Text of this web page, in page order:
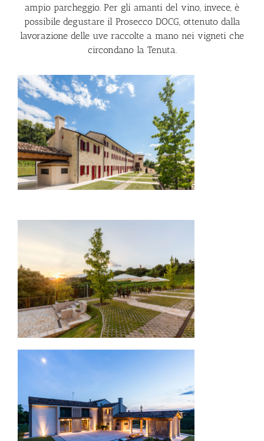
ampio parcheggio. Per gli amanti del vino, invece, è
possibile degustare il Prosecco DOCG, ottenuto dalla
lavorazione delle uve raccolte a mano nei vigneti che
circondano la Tenuta.